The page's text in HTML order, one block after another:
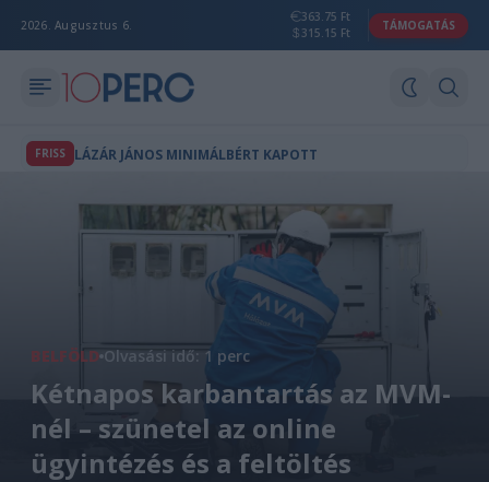
2026. Augusztus 6.
363.75 Ft
315.15 Ft
TÁMOGATÁS
FRISS LÁZÁR JÁNOS MINIMÁLBÉRT KAPOTT
BELFÖLD Olvasási idő: 1 perc
Kétnapos karbantartás az MVM-
nél – szünetel az online
ügyintézés és a feltöltés